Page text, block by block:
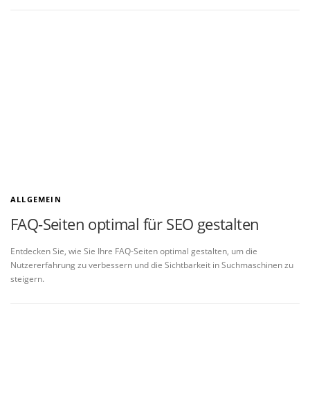
ALLGEMEIN
FAQ-Seiten optimal für SEO gestalten
Entdecken Sie, wie Sie Ihre FAQ-Seiten optimal gestalten, um die
Nutzererfahrung zu verbessern und die Sichtbarkeit in Suchmaschinen zu
steigern.